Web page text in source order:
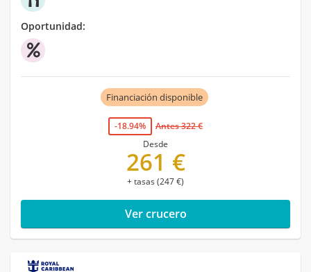
Oportunidad:
Financiación disponible
-18.94%
Antes 322 €
Desde
261 €
+ tasas (247 €)
Ver crucero